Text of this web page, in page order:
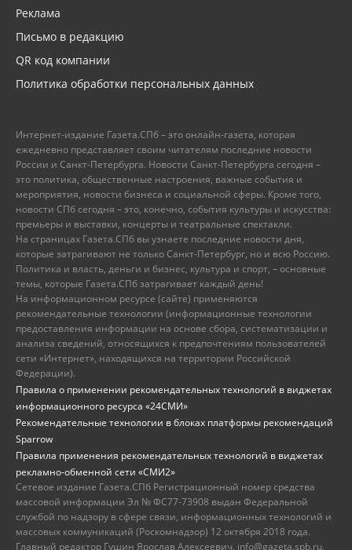
Реклама
Письмо в редакцию
QR код компании
Политика обработки персональных данных
Интернет-издание Газета.СПб – это онлайн-газета, которая
ежедневно представляет своим читателям последние новости
России и Санкт-Петербурга. Новости Санкт-Петербурга сегодня –
это политика, общественные настроения, важные события и
мероприятия, новости бизнеса и социальной сферы. Кроме того,
новости СПб сегодня – это, конечно, события культуры и искусства:
премьеры и выставки, концерты и театральные спектакли.
На страницах Газета.СПб вы узнаете последние новости дня,
которые затрагивают не только Санкт-Петербург, но и всю Россию.
Политика и власть, деньги и бизнес, культура и спорт, – основные
темы, которые Газета.СПб затрагивает каждый день!
На информационном ресурсе (сайте) применяются
рекомендательные технологии (информационные технологии
предоставления информации на основе сбора, систематизации и
анализа сведений, относящихся к предпочтениям пользователей
сети «Интернет», находящихся на территории Российской
Федерации).
Правила о применении рекомендательных технологий в виджетах
информационного ресурса «24СМИ»
Рекомендательные технологии в блоках платформы рекомендаций
Sparrow
Правила применения рекомендательных технологий в виджетах
рекламно-обменной сети «СМИ2»
Сетевое издание Газета.СПб Регистрационный номер средства
массовой информации Эл № ФС77-73908 выдан Федеральной
службой по надзору в сфере связи, информационных технологий и
массовых коммуникаций (Роскомнадзор) 12 октября 2018 года.
Главный редактор Гущин Ярослав Алексеевич, info@gazeta.spb.ru,